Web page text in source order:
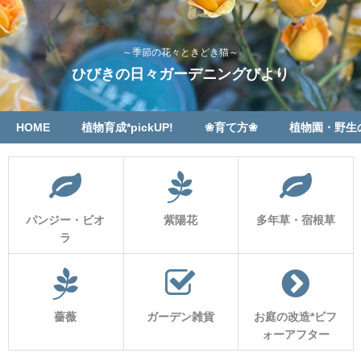
～季節の花々ときどき猫～
ひびきの日々ガーデニングびより
HOME 植物育成*pickUP! ❀育て方❀ 植物園・野生
パンジー・ビオ
ラ
紫陽花 多年草・宿根草
薔薇 ガーデン雑貨
お庭の改造*ビフ
ォーアフター